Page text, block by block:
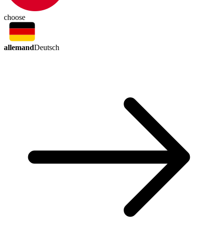
choose
allemandDeutsch